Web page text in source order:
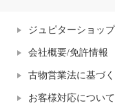
ジュピターショッ
会社概要/免許情報
古物営業法に基づ
お客様対応について